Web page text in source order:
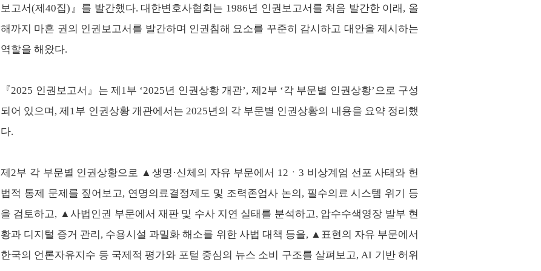
보고서(제40집) 』 를 발간했다.대한변호사협회는 1986년 인권보고서를 처음 발간한 이래 , 올
해까지 마흔 권의 인권보고서를 발간하며 인권침해 요소를 꾸준히 감시하고 대안을 제시하는
역할을 해왔다.
『2025 인권보고서 』 는 제 1부 ‘2025년 인권상황 개관’, 제2부 ‘각 부문별 인권상황’으로 구성
되어 있으며 ,제 1부 인권상황 개관에서는 2025년의 각 부문별 인권상황의 내용을 요약 정리했
다.
제2부 각 부문별 인권상황으로 ▲ 생명 ·신체의 자유 부문에서 12 ㆍ 3 비상계엄 선포 사태와 헌
법적 통제 문제를 짚어보고, 연명의료결정제도 및 조력존엄사 논의 , 필수의료 시스템 위기 등
을 검토하고, ▲사법인권 부문에서 재판 및 수사 지연 실태를 분석하고, 압수수색영장 발부 현
황과 디지털 증거 관리 , 수용시설 과밀화 해소를 위한 사법 대책 등을, ▲ 표현의 자유 부문에서
한국의 언론자유지수 등 국제적 평가와 포털 중심의 뉴스 소비 구조를 살펴보고, AI 기반 허위